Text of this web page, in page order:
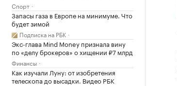
Спорт
Запасы газа в Европе на минимуме. Что
будет зимой
Подписка на РБК
Экс-глава Mind Money признала вину
по «делу брокеров» о хищении ₽7 млрд
Финансы
Как изучали Луну: от изобретения
телескопа до высадки. Видео РБК